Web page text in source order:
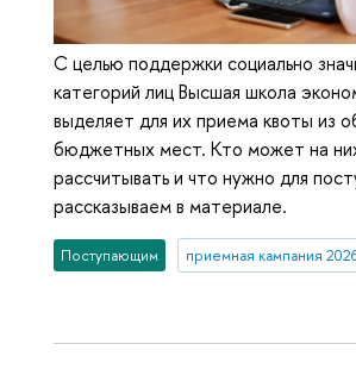
С целью поддержки социально
категорий лиц Высшая школа
выделяет для их приема квоты из
бюджетных мест. Кто может на
рассчитывать и что нужно для
рассказываем в материале.
Поступающим приемная кампания